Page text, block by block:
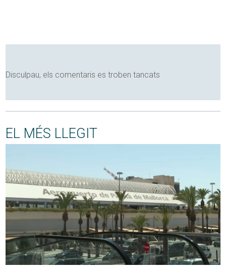
Disculpau, els comentaris es troben tancats
EL MÉS LLEGIT